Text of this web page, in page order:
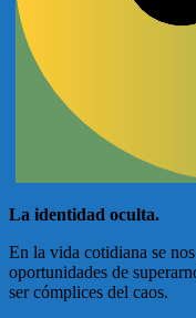
La identidad oculta.
En la vida cotidiana se
oportunidades de
ser cómplices del caos.